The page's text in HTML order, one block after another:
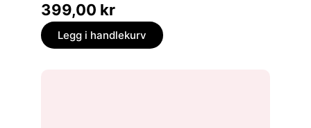
399,00 kr
Legg i handlekurv